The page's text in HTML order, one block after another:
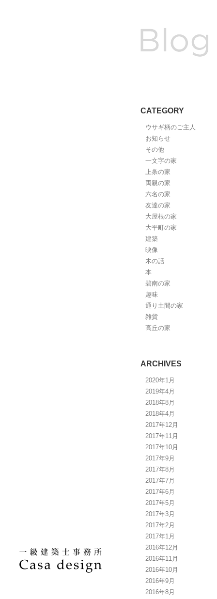
CATEGORY
ウサギ柄のご主人
お知らせ
その他
一文字の家
上条の家
両親の家
六名の家
友達の家
大屋根の家
大平町の家
建築
映像
木の話
本
碧南の家
趣味
通り土間の家
雑貨
高丘の家
ARCHIVES
2020年1月
2019年4月
2018年8月
2018年4月
2017年12月
2017年11月
2017年10月
2017年9月
2017年8月
2017年7月
2017年6月
2017年5月
2017年3月
2017年2月
2017年1月
2016年12月
2016年11月
2016年10月
2016年9月
2016年8月